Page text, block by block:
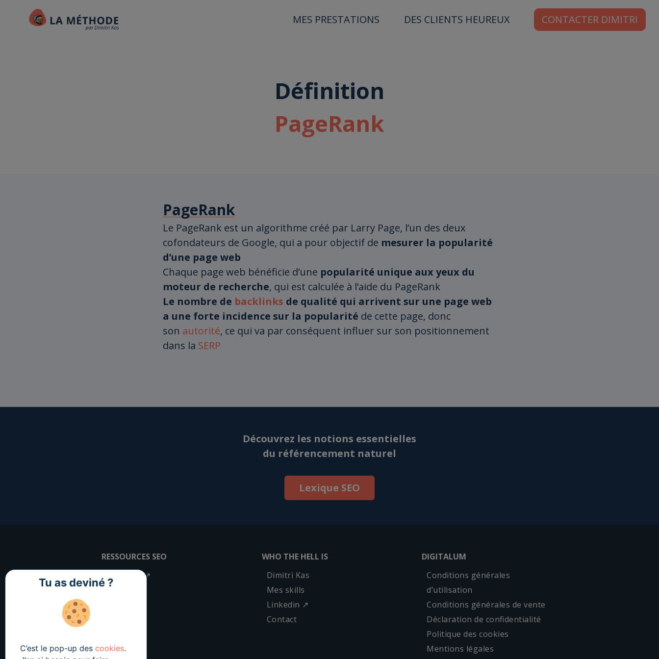
MES PRESTATIONS DES CLIENTS HEUREUX CONTACTER DIMITRI
Définition
PageRank
PageRank
Le PageRank est un algorithme créé par Larry Page, l’un des deux
cofondateurs de Google, qui a pour objectif de mesurer la popularité
d’une page web
Chaque page web bénéficie d’une popularité unique aux yeux du
moteur de recherche, qui est calculée à l’aide du PageRank
Le nombre de backlinks de qualité qui arrivent sur une page web
a une forte incidence sur la popularité de cette page, donc
son autorité, ce qui va par conséquent influer sur son positionnement
dans la SERP
Découvrez les notions essentielles
du référencement naturel
Lexique SEO
RESSOURCES SEO
YouTube ↗
Lexique
WHO THE HELL IS
Dimitri Kas
Mes skills
Linkedin ↗
Contact
DIGITALUM
Conditions générales
d’utilisation
Conditions générales de vente
Déclaration de confidentialité
Politique des cookies
Mentions légales
Tu as deviné ?
C’est le pop-up des cookies.